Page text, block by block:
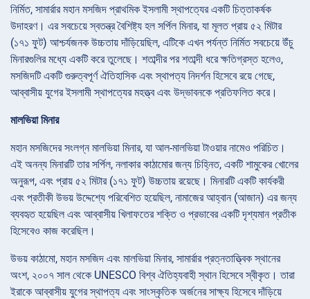
নির্মিত, সামার্রার মহান মসজিদ প্রাথমিক ইসলামী স্থাপত্যের একটি চিত্তাকর্ষক
উদাহরণ। এর সবচেয়ে স্বতন্ত্র বৈশিষ্ট্য হল সর্পিল মিনার, যা মূলত প্রায় ৫২ মিটার
(১৭১ ফুট) আশ্চর্যজনক উচ্চতায় দাঁড়িয়েছিল, এটিকে এখন পর্যন্ত নির্মিত সবচেয়ে উঁচু
মিনারগুলির মধ্যে একটি করে তুলেছে। শতাব্দীর পর শতাব্দী ধরে ক্ষতিগ্রস্ত হলেও,
মসজিদটি একটি গুরুত্বপূর্ণ ঐতিহাসিক এবং স্থাপত্য নিদর্শন হিসেবে রয়ে গেছে,
আব্বাসীয় যুগের ইসলামী স্থাপত্যের মহত্ত্ব এবং উদ্ভাবনকে প্রতিফলিত করে।
মালভিয়া মিনার
মহান মসজিদের সংলগ্ন মালভিয়া মিনার, যা আল-মালভিয়া টাওয়ার নামেও পরিচিত।
এই অনন্য মিনারটি তার সর্পিল, নলাকার কাঠামোর জন্য চিহ্নিত, একটি শামুকের খোলের
অনুরূপ, এবং প্রায় ৫২ মিটার (১৭১ ফুট) উচ্চতায় রয়েছে। মিনারটি একটি কার্যকরী
এবং প্রতীকী উভয় উদ্দেশ্যে পরিবেশিত হয়েছিল, নামাজের আহ্বান (আজান) এর জন্য
ব্যবহৃত হয়েছিল এবং আব্বাসীয় খিলাফতের শক্তি ও প্রভাবের একটি দৃশ্যমান প্রতীক
হিসেবেও কাজ করেছিল।
উভয় কাঠামো, মহান মসজিদ এবং মালভিয়া মিনার, সামার্রার প্রত্নতাত্ত্বিক স্থানের
অংশ, ২০০৭ সাল থেকে UNESCO বিশ্ব ঐতিহ্যবাহী স্থান হিসেবে স্বীকৃত। তারা
ইরাকে আব্বাসীয় যুগের স্থাপত্য এবং সাংস্কৃতিক অর্জনের সাক্ষ্য হিসেবে দাঁড়িয়ে